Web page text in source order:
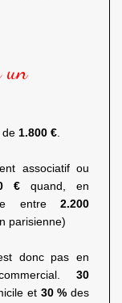
un
de 1.800 €.
associatif ou
€quand, en
entre 2.200
parisienne)
donc pas en
30
et 30 % des